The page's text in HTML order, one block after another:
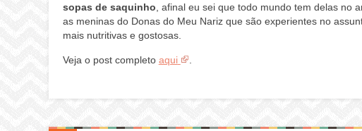
sopas de saquinho, afinal eu sei que todo mundo tem delas no
as meninas do Donas do Meu Nariz que são experientes no
mais nutritivas e gostosas.
Veja o post completo aqui .